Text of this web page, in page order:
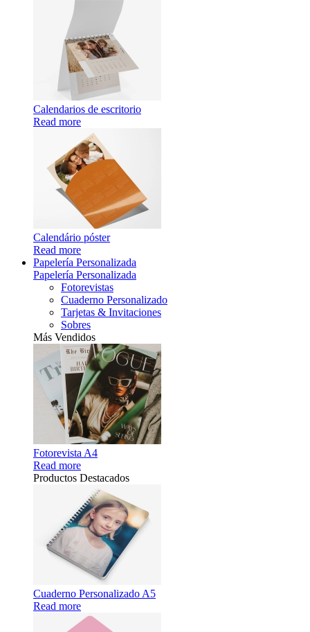
Calendarios de escritorio
Read more
Calendário póster
Read more
Papelería Personalizada
Papelería Personalizada
Fotorevistas
Cuaderno Personalizado
Tarjetas & Invitaciones
Sobres
Más Vendidos
Fotorevista A4
Read more
Productos Destacados
Cuaderno Personalizado A5
Read more